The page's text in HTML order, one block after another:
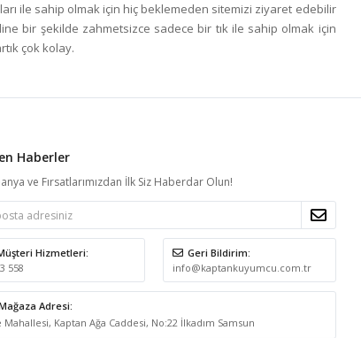
ile sahip olmak için hiç beklemeden sitemizi ziyaret edebilir
bir şekilde zahmetsizce sadece bir tık ile sahip olmak için
çok kolay.
Haberler
ve Fırsatlarımızdan İlk Siz Haberdar Olun!
Hizmetleri:
558
Geri Bildirim:
info@kaptankuyumcu.com.tr
Adresi:
Mahallesi, Kaptan Ağa Caddesi, No:22 İlkadım Samsun